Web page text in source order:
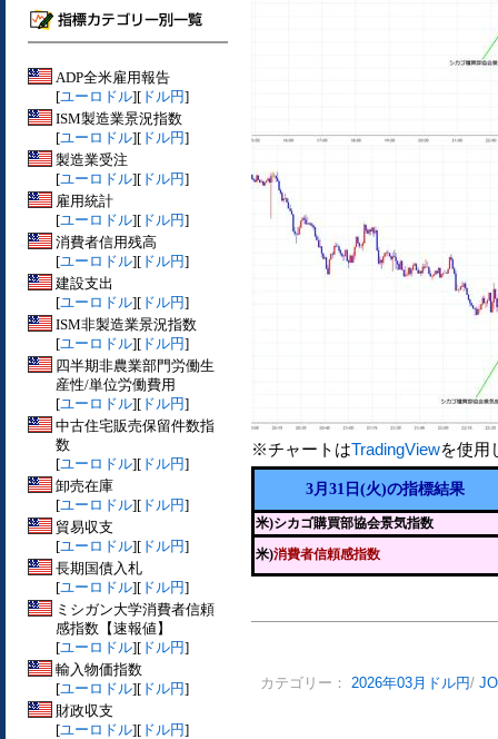
ADP全米雇用報告
[ユーロドル][ ドル円]
ISM製造業景況指数
[ユーロドル][ ドル円]
製造業受注
[ユーロドル][ ドル円]
雇用統計
[ユーロドル][ ドル円]
消費者信用残高
[ユーロドル][ ドル円]
建設支出
[ユーロドル][ ドル円]
ISM非製造業景況指数
[ユーロドル][ ドル円]
四半期非農業部門労働生
産性/単位労働費用
[ユーロドル][ ドル円]
中古住宅販売保留件数指
数
[ユーロドル][ ドル円]
卸売在庫
[ユーロドル][ ドル円]
貿易収支
[ユーロドル][ ドル円]
長期国債入札
[ユーロドル][ ドル円]
ミシガン大学消費者信頼
感指数【速報値】
[ユーロドル][ ドル円]
輸入物価指数
[ユーロドル][ ドル円]
財政収支
[ユーロドル][ ドル円]
※チャートはTradingViewを使用
3月31日(火)の指標結果
米)シカゴ購買部協会景気指数
米)消費者信頼感指数
カテゴリー： 2026年03月ドル円/